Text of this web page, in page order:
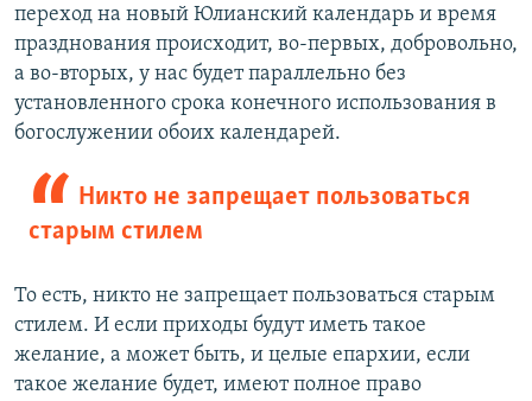
переход на новый Юлианский календарь и время
празднования происходит, во-первых, добровольно,
а во-вторых, у нас будет параллельно без
установленного срока конечного использования в
богослужении обоих календарей.
Никто не запрещает пользоваться
старым стилем
То есть, никто не запрещает пользоваться старым
стилем. И если приходы будут иметь такое
желание, а может быть, и целые епархии, если
такое желание будет, имеют полное право